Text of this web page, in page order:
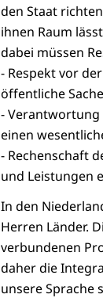
den Staat
ihnen Raum
dabei müssen
- Respekt vor
öffentliche
- Verantwortung
einen
- Rechenschaft
und Leistungen
In den
Herren Länder.
verbundenen
daher die
unsere Sprache